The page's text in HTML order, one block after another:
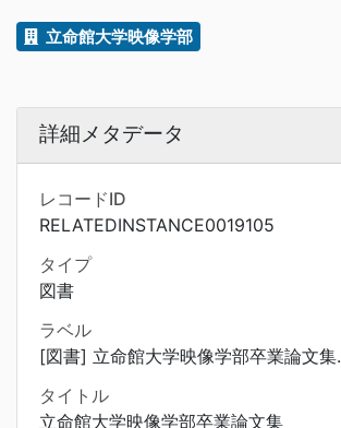
立命館大学映像学部
詳細メタデータ
レコードID
RELATEDINSTANCE0019105
タイプ
図書
ラベル
[図書] 立命館大学映像学部卒業論文集.
タイトル
立命館大学映像学部卒業論文集